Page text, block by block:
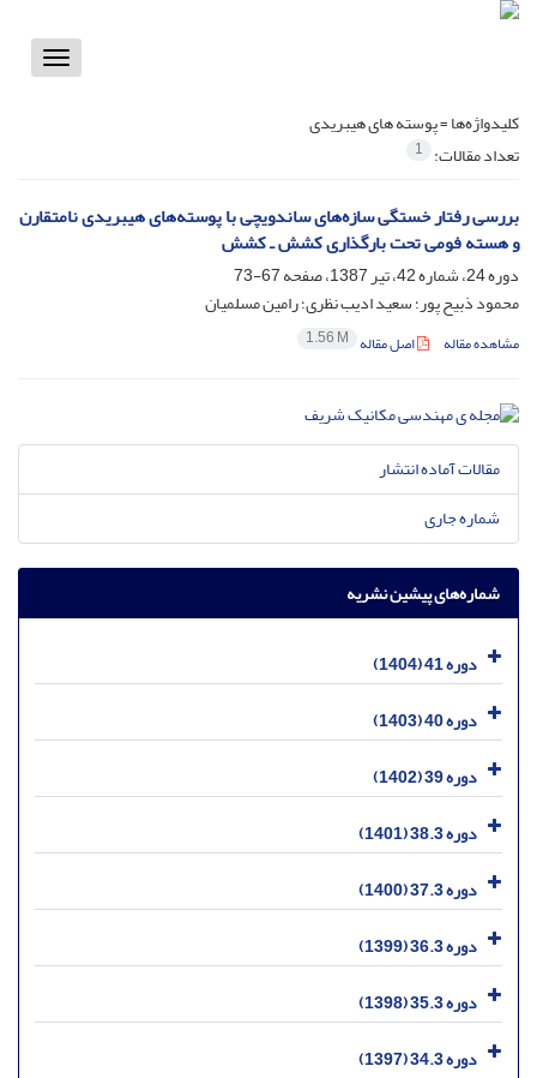
Toggle
کلیدواژه‌ها =پوسته های هیبریدی
تعداد مقالات: 1
بررسی رفتار خستگی سازه‌های ساندویچی با پوسته‌های هیبریدی نامتقارن
و هسته فومی تحت بارگذاری کشش ـ کشش
دوره 24، شماره 42، تیر 1387، صفحه
67-73
محمود ذبیح پور؛ سعید ادیب نظری؛ رامین مسلمیان
مشاهده مقاله اصل مقاله 1.56 M
مقالات آماده انتشار
شماره جاری
شماره‌های پیشین نشریه
دوره 41 (1404)
دوره 40 (1403)
دوره 39 (1402)
دوره 38.3 (1401)
دوره 37.3 (1400)
دوره 36.3 (1399)
دوره 35.3 (1398)
دوره 34.3 (1397)